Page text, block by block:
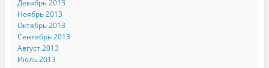
Декабрь 2013
Ноябрь 2013
Октябрь 2013
Сентябрь 2013
Август 2013
Июль 2013